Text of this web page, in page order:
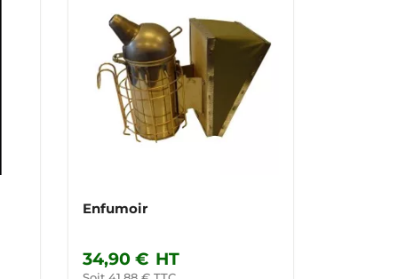
Enfumoir
34,90 € HT